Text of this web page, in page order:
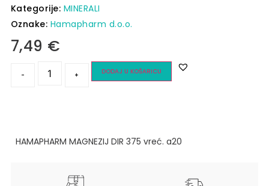
Kategorije: MINERALI
Oznake: Hamapharm d.o.o.
7,49 €
- + DODAJ U KOŠARICU
HAMAPHARM MAGNEZIJ DIR 375 vreć. a20